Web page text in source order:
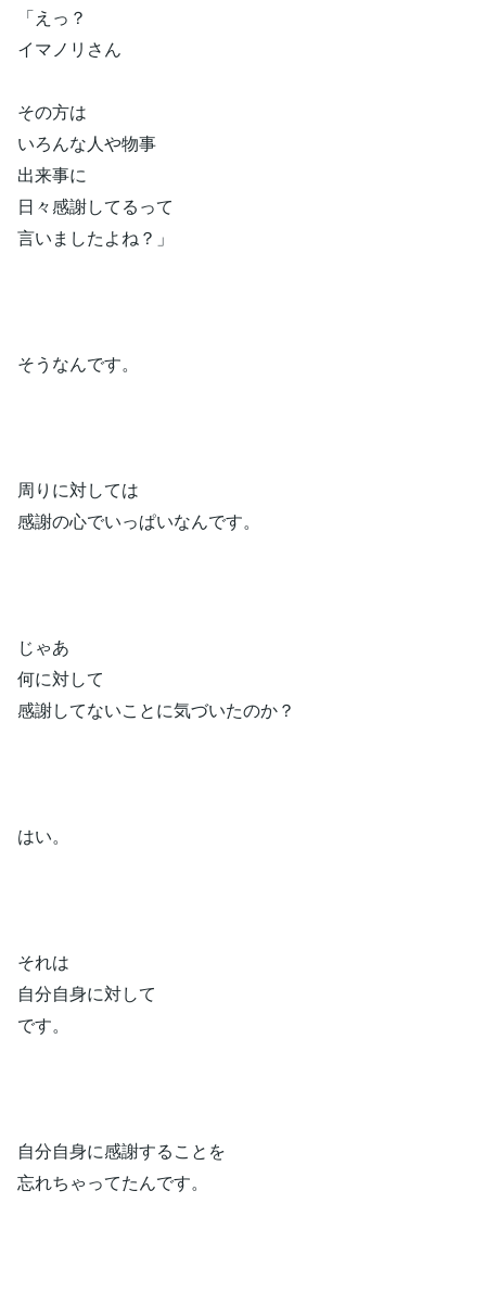
「えっ？
イマノリさん
その方は
いろんな人や物事
出来事に
日々感謝してるって
言いましたよね？」
そうなんです。
周りに対しては
感謝の心でいっぱいなんです。
じゃあ
何に対して
感謝してないことに気づいたのか？
はい。
それは
自分自身に対して
です。
自分自身に感謝することを
忘れちゃってたんです。